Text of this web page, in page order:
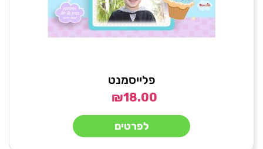
פלייסמנט
₪18.00
לפרטים